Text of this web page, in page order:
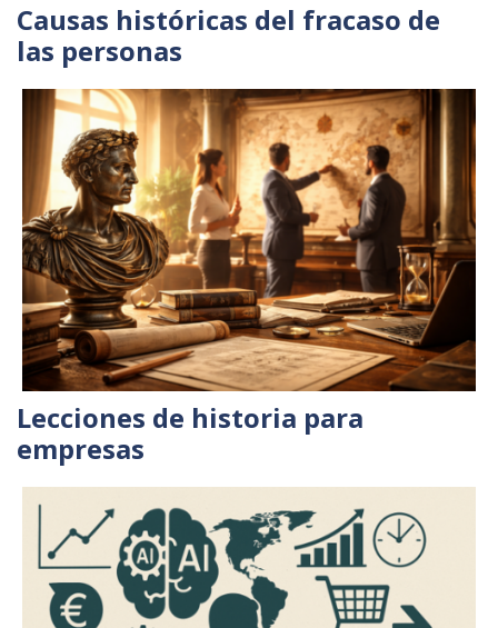
Causas históricas del fracaso de
las personas
Lecciones de historia para
empresas